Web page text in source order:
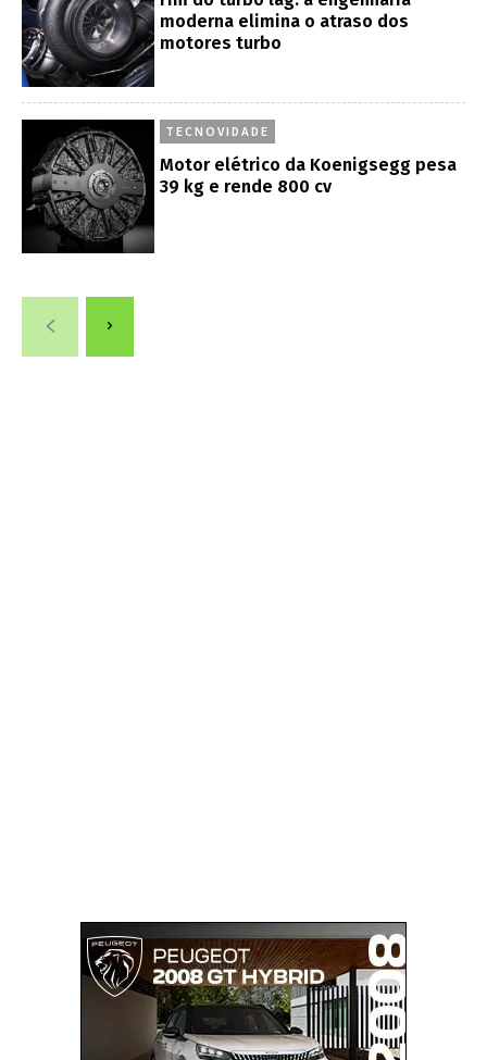
moderna elimina o atraso dos
motores turbo
TECNOVIDADE
Motor elétrico da Koenigsegg pesa
39 kg e rende 800 cv